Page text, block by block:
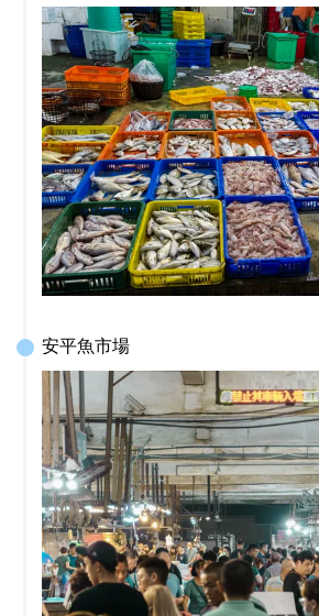
安平魚市場